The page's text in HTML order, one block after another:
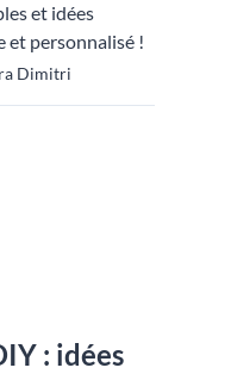
et idées
et personnalisé !
Dimitri
: idées